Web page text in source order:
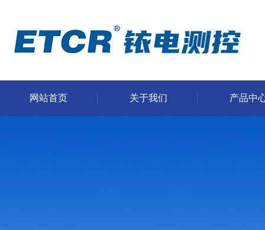
网站首页 关于我们 产品中